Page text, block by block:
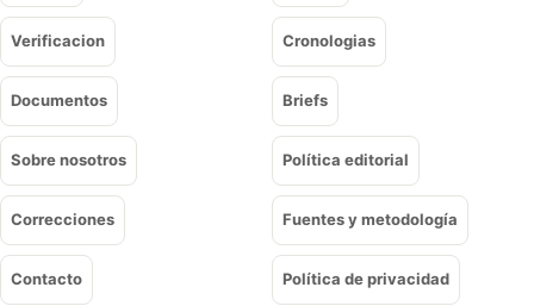
Verificacion Cronologias
Documentos Briefs
Sobre nosotros Política editorial
Correcciones Fuentes y metodología
Contacto Política de privacidad